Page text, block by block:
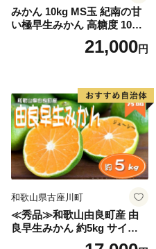
みかん 10kg MS玉 紀南の甘
い極早生みかん 高糖度 10月
以降発送 マルチ被覆栽培
21,000円
和歌山県古座川町
≪秀品≫和歌山由良町産 由
良早生みかん 約5kg サイズお
まかせ【sml106C】